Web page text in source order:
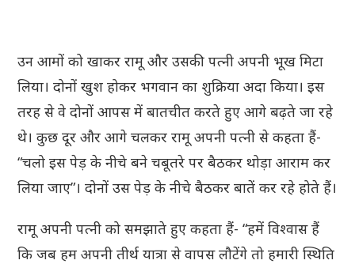
उन आमों को खाकर रामू और उसकी पत्नी अपनी भूख मिटा
लिया। दोनों खुश होकर भगवान का शुक्रिया अदा किया। इस
तरह से वे दोनों आपस में बातचीत करते हुए आगे बढ़ते जा रहे
थे। कुछ दूर और आगे चलकर रामू अपनी पत्नी से कहता हैं-
“चलो इस पेड़ के नीचे बने चबूतरे पर बैठकर थोड़ा आराम कर
लिया जाए”। दोनों उस पेड़ के नीचे बैठकर बातें कर रहे होते हैं।
रामू अपनी पत्नी को समझाते हुए कहता हैं- “हमें विश्वास हैं
कि जब हम अपनी तीर्थ यात्रा से वापस लौटेंगे तो हमारी स्थिति